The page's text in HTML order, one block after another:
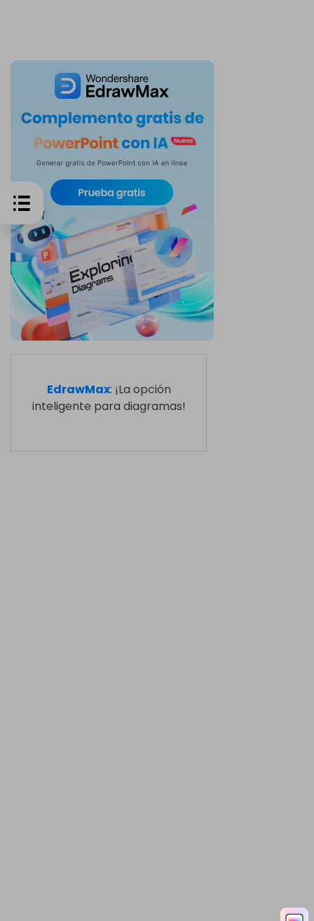
EdrawMax: ¡La opción
inteligente para diagramas!